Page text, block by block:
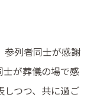
参列者同士が感謝
士が葬儀の場で感
つつ、共に過ご